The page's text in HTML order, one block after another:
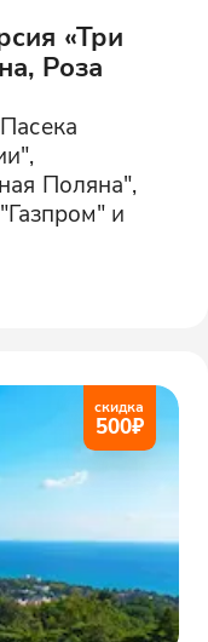
«Три
Роза
Поляна",
и
скидка
500₽